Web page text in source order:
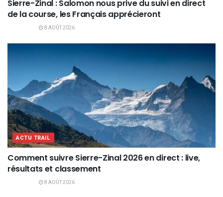
Sierre-Zinal : Salomon nous prive du suivi en direct
de la course, les Français apprécieront
8 AOÛT 2026
ACTU TRAIL
Comment suivre Sierre-Zinal 2026 en direct : live,
résultats et classement
8 AOÛT 2026